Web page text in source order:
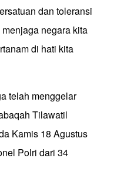
dan toleransi
negara kita
di hati kita
telah menggelar
Tilawatil
Kamis 18 Agustus
Polri dari 34